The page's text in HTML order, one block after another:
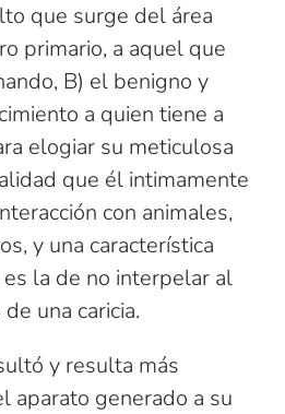
que surge del área
primario, a aquel que
B) el benigno y
a quien tiene a
elogiar su meticulosa
que él intimamente
con animales,
y una característica
la de no interpelar al
una caricia.
y resulta más
aparato generado a su